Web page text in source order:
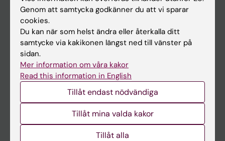
På gång
Nyheter
Kalender
Student
Ladok
Canvas
Genom att samtycka godkänner du att vi sparar
cookies.
Du kan när som helst ändra eller återkalla ditt
samtycke via kakikonen längst ned till vänster på
sidan.
Mer information om våra kakor
Read this information in English
Tillåt endast nödvändiga
Tillåt mina valda kakor
Tillåt alla